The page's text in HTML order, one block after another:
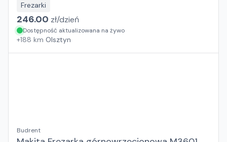
Frezarki
246.00 zł/dzień
Dostępność aktualizowana na żywo
+188 km Olsztyn
Budrent